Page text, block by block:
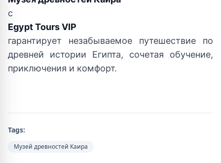
с
Egypt Tours VIP
гарантирует незабываемое путешествие по
древней истории Египта, сочетая обучение,
приключения и комфорт.
Tags:
Музей древностей Каира